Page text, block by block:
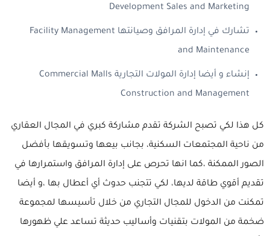
Development Sales and Marketing
تشارك في إدارة المرافق وصيانتها Facility Management
and Maintenance
إنشاء و أيضا إدارة المولات التجارية Commercial Malls
Construction and Management
كل هذا لكي تصبح الشركة تقدم مشاركة كبري في المجال العقاري
من ناحية المجتمعات السكنية، بجانب بيعها وتسويقها بأفضل
الصور الممكنة ،كما انها تحرص على إدارة المرافق واستمرارها في
تقديم أقوي طاقة لديها، لكي تتجنب حدوث أي أعطال بها ،و أيضا
تمكنت من الدخول للمجال التجاري من خلال تأسيسها لمجموعة
ضخمة من المولات بتقنيات وأساليب حديثة تساعد علي ظهورها